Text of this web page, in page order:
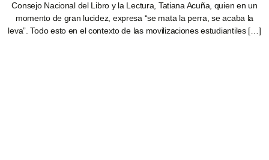
Consejo Nacional del Libro y la Lectura, Tatiana Acuña, quien en un
momento de gran lucidez, expresa “se mata la perra, se acaba la
leva”. Todo esto en el contexto de las movilizaciones estudiantiles […]